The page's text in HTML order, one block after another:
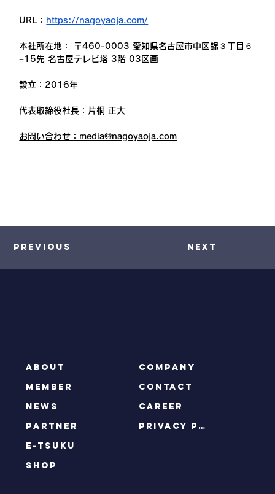
URL： https://nagoyaoja.com/
本社所在地： 〒460-0003 愛知県名古屋市中区錦３丁目６
−15先 名古屋テレビ塔 3階 03区画
設立：2016年
代表取締役社長：片桐 正大
お問い合わせ：media@nagoyaoja.com
Previous Next
ABOUT
MEMBER
NEWS
PARTNER
e-tsuku
SHOP
COMPANY
CONTACT
CAREER
privacy policy